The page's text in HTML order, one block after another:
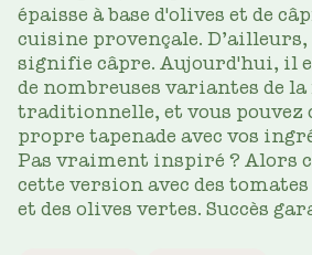
épaisse à base d'olives et de
cuisine provençale. D’ailleurs,
signifie câpre. Aujourd'hui, il
de nombreuses variantes de
traditionnelle, et vous pouvez
propre tapenade avec vos
Pas vraiment inspiré ? Alors
cette version avec des tomates
et des olives vertes. Succès